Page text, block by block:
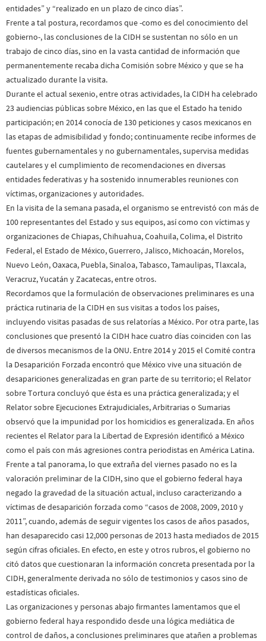
entidades” y “realizado en un plazo de cinco días”.
Frente a tal postura, recordamos que -como es del conocimiento del
gobierno-, las conclusiones de la CIDH se sustentan no sólo en un
trabajo de cinco días, sino en la vasta cantidad de información que
permanentemente recaba dicha Comisión sobre México y que se ha
actualizado durante la visita.
Durante el actual sexenio, entre otras actividades, la CIDH ha celebrado
23 audiencias públicas sobre México, en las que el Estado ha tenido
participación; en 2014 conocía de 130 peticiones y casos mexicanos en
las etapas de admisibilidad y fondo; continuamente recibe informes de
fuentes gubernamentales y no gubernamentales, supervisa medidas
cautelares y el cumplimiento de recomendaciones en diversas
entidades federativas y ha sostenido innumerables reuniones con
víctimas, organizaciones y autoridades.
En la visita de la semana pasada, el organismo se entrevistó con más de
100 representantes del Estado y sus equipos, así como con víctimas y
organizaciones de Chiapas, Chihuahua, Coahuila, Colima, el Distrito
Federal, el Estado de México, Guerrero, Jalisco, Michoacán, Morelos,
Nuevo León, Oaxaca, Puebla, Sinaloa, Tabasco, Tamaulipas, Tlaxcala,
Veracruz, Yucatán y Zacatecas, entre otros.
Recordamos que la formulación de observaciones preliminares es una
práctica rutinaria de la CIDH en sus visitas a todos los países,
incluyendo visitas pasadas de sus relatorías a México. Por otra parte, las
conclusiones que presentó la CIDH hace cuatro días coinciden con las
de diversos mecanismos de la ONU. Entre 2014 y 2015 el Comité contra
la Desaparición Forzada encontró que México vive una situación de
desapariciones generalizadas en gran parte de su territorio; el Relator
sobre Tortura concluyó que ésta es una práctica generalizada; y el
Relator sobre Ejecuciones Extrajudiciales, Arbitrarias o Sumarias
observó que la impunidad por los homicidios es generalizada. En años
recientes el Relator para la Libertad de Expresión identificó a México
como el país con más agresiones contra periodistas en América Latina.
Frente a tal panorama, lo que extraña del viernes pasado no es la
valoración preliminar de la CIDH, sino que el gobierno federal haya
negado la gravedad de la situación actual, incluso caracterizando a
víctimas de desaparición forzada como “casos de 2008, 2009, 2010 y
2011”, cuando, además de seguir vigentes los casos de años pasados,
han desaparecido casi 12,000 personas de 2013 hasta mediados de 2015
según cifras oficiales. En efecto, en este y otros rubros, el gobierno no
citó datos que cuestionaran la información concreta presentada por la
CIDH, generalmente derivada no sólo de testimonios y casos sino de
estadísticas oficiales.
Las organizaciones y personas abajo firmantes lamentamos que el
gobierno federal haya respondido desde una lógica mediática de
control de daños, a conclusiones preliminares que atañen a problemas